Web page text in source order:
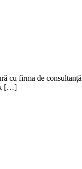
cu firma de
[…]